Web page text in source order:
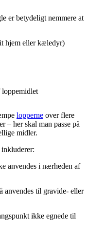
er betydeligt nemmere at
hjem eller kæledyr)
loppemidlet
lopperne over flere
– her skal man passe på
midler.
anvendes i nærheden af
anvendes til gravide- eller
ikke egnede til